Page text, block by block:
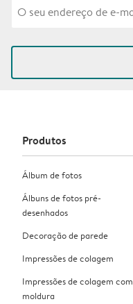
Produtos
Álbum de fotos
Álbuns de fotos pré-
desenhados
Decoração de parede
Impressões de colagem
Impressões de colagem com
moldura